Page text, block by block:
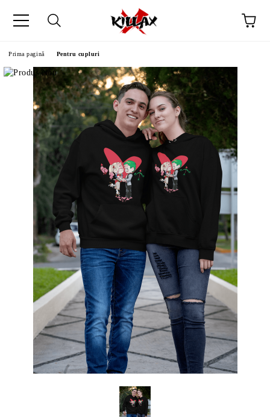
Prima pagină Pentru cupluri